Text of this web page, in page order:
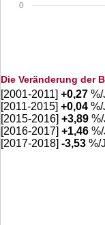
0
Die Veränderung der
[2001-2011] +0,27
[2011-2015] +0,04
[2015-2016] +3,89
[2016-2017] +1,46
[2017-2018] -3,53 %/